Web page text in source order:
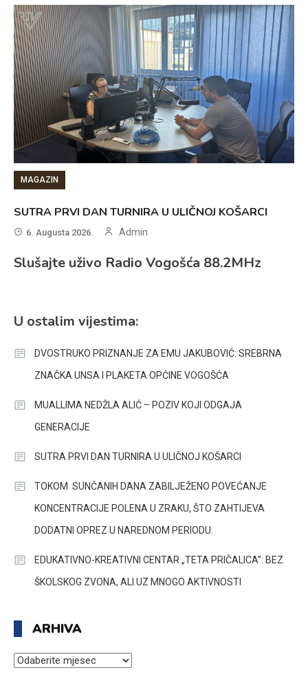
MAGAZIN
SUTRA PRVI DAN TURNIRA U ULIČNOJ KOŠARCI
6. Augusta 2026. Admin
Slušajte uživo Radio Vogošća 88.2MHz
U ostalim vijestima:
DVOSTRUKO PRIZNANJE ZA EMU JAKUBOVIĆ: SREBRNA
ZNAČKA UNSA I PLAKETA OPĆINE VOGOŠĆA
MUALLIMA NEDŽLA ALIĆ – POZIV KOJI ODGAJA
GENERACIJE
SUTRA PRVI DAN TURNIRA U ULIČNOJ KOŠARCI
TOKOM SUNČANIH DANA ZABILJEŽENO POVEĆANJE
KONCENTRACIJE POLENA U ZRAKU, ŠTO ZAHTIJEVA
DODATNI OPREZ U NAREDNOM PERIODU.
EDUKATIVNO-KREATIVNI CENTAR „TETA PRIČALICA”: BEZ
ŠKOLSKOG ZVONA, ALI UZ MNOGO AKTIVNOSTI
ARHIVA
ARHIVA